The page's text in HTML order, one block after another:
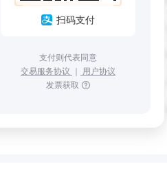
扫码支付
支付则代表同意
交易服务协议 ｜ 用户协议
发票获取